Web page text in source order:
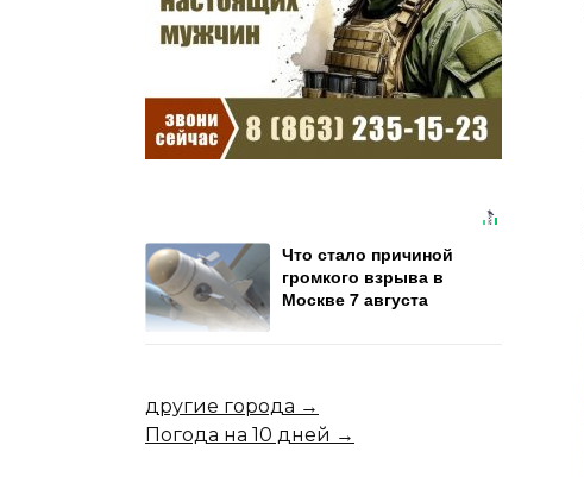
Что стало причиной
громкого взрыва в
Москве 7 августа
другие города →
Погода на 10 дней →